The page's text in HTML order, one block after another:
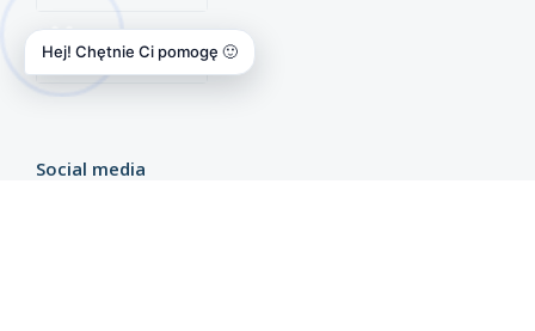
Pokaż email
Social media
Hej! Chętnie Ci pomogę 🙂